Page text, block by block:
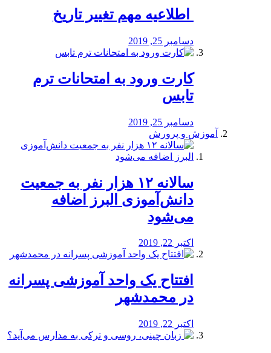
️ اطلاعیه مهم تغییر تاریخ
دسامبر 25, 2019
کارت ورود به امتحانات ترم
تابس
دسامبر 25, 2019
آموزش و پرورش
️سالانه ۱۲ هزار نفر به جمعیت
دانش‌آموزی البرز اضافه
می‌شود
اکتبر 22, 2019
افتتاح یک واحد آموزشی پسرانه
در محمدشهر
اکتبر 22, 2019